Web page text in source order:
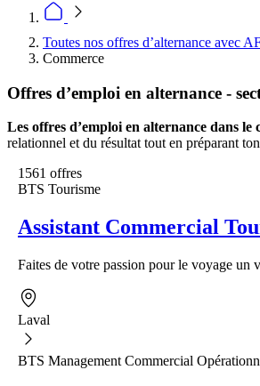
Toutes nos offres d’alternance avec
Commerce
Offres d’emploi en alternance -
Les offres d’emploi en alternance dans le
relationnel et du résultat tout en préparant
1561 offres
BTS Tourisme
Assistant Commercial
Faites de votre passion pour le voyage un
Laval
BTS Management Commercial